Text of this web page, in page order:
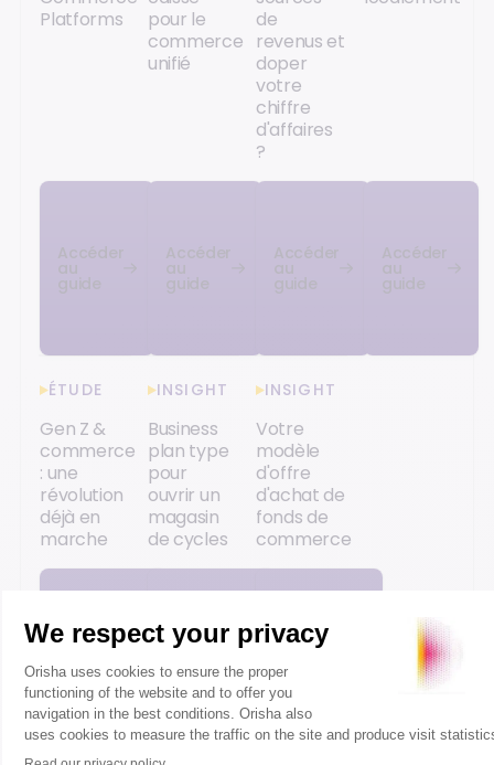
Platforms
Accéder
au
guide
pour le
commerce
unifié
Accéder
au
guide
de
revenus et
doper
votre
chiffre
d'affaires
?
Accéder
au
guide
Accéder
au
guide
ÉTUDE
Gen Z &
commerce
: une
révolution
déjà en
marche
Accéder
ressource
INSIGHT
Business
plan type
pour
ouvrir un
magasin
de cycles
Accéder
à la
ressource
INSIGHT
Votre
modèle
d'offre
d'achat de
fonds de
commerce
Accéder
ressource